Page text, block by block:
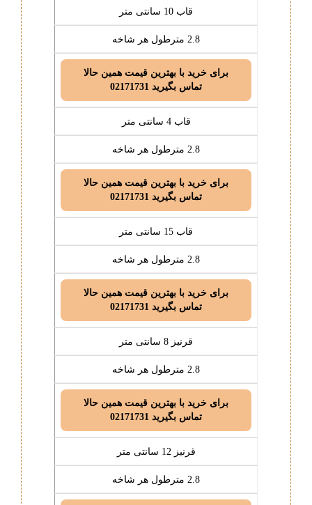
قاب 10 سانتی متر
2.8 مترطول هر شاخه
برای خرید با بهترین قیمت همین حالا
تماس بگیرید 02171731
قاب 4 سانتی متر
2.8 مترطول هر شاخه
برای خرید با بهترین قیمت همین حالا
تماس بگیرید 02171731
قاب 15 سانتی متر
2.8 مترطول هر شاخه
برای خرید با بهترین قیمت همین حالا
تماس بگیرید 02171731
قرنیز 8 سانتی متر
2.8 مترطول هر شاخه
برای خرید با بهترین قیمت همین حالا
تماس بگیرید 02171731
قرنیز 12 سانتی متر
2.8 مترطول هر شاخه